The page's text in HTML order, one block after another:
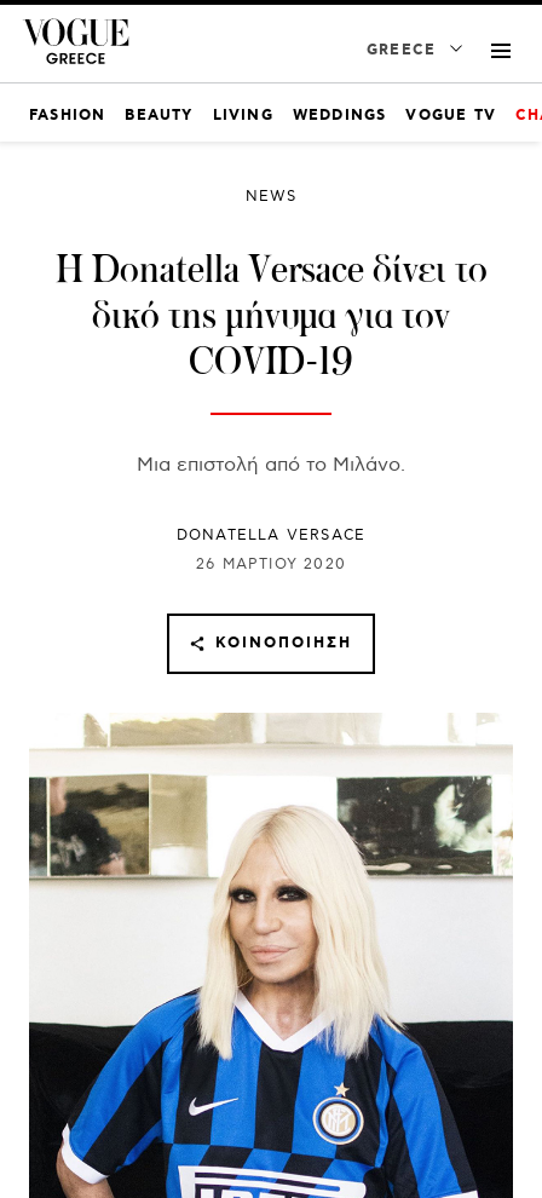
GREECE
FASHION BEAUTY LIVING WEDDINGS VOGUE TV
NEWS
H Donatella Versace δίνει το
δικό της μήνυμα για τον
COVID-19
Μια επιστολή από το Μιλάνο.
DONATELLA VERSACE
26 ΜΑΡΤΊΟΥ 2020
ΚΟΙΝΟΠΟΊΗΣΗ